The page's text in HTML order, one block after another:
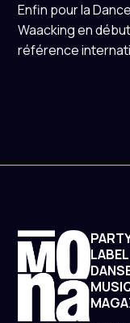
Enfin pour la
Waacking en
référence
LABEL